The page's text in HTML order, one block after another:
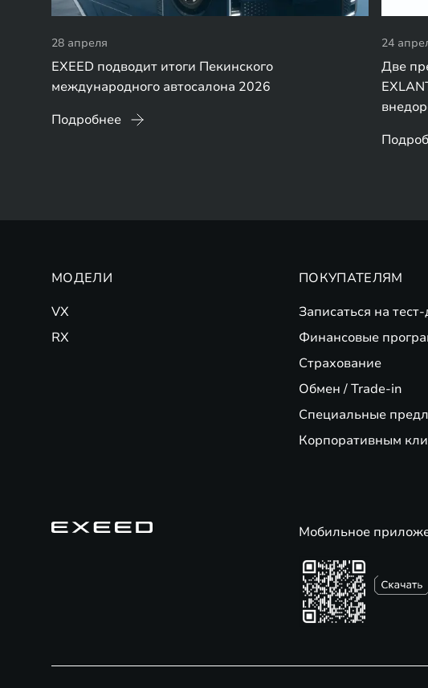
28 апреля
EXEED подводит итоги Пекинского
международного автосалона 2026
Подробнее
24
Две
МОДЕЛИ
VX
RX
ПОКУПАТЕЛЯМ
Записаться на
Финансовые
Страхование
Обмен / Trade-in
Специальные
Корпоративным
Мобильное